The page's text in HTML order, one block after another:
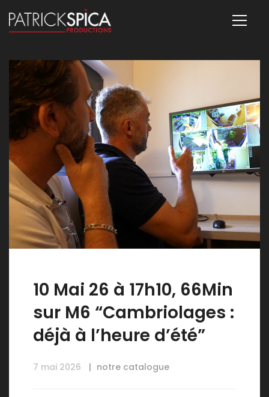
10 Mai 26 à 17h10, 66Min
sur M6 “Cambriolages :
déjà à l’heure d’été”
7 mai 2026 notre catalogue